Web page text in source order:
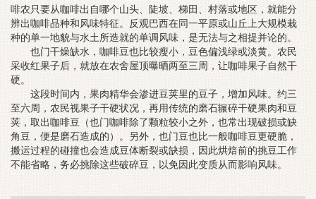
啡农只要从咖啡出自哪个山头、陡坡、梯田、村落或地区，就能分
辨出咖啡品种和风味特征。反观巴西在同一平原或山丘上大规模栽
种的单一地貌与水土所造就的单调风味，是无法与之相提并论的。
也门干燥缺水，咖啡豆也比较瘦小，豆色偏浅绿或淡黄。农民
采收红果子后，就放在农舍屋顶曝晒两至三周，让咖啡果子自然干
硬。
这段时间内，果肉精华会渗进豆荚里的豆子，增加风味。约三
至六周，农民视果子干硬状况，再用传统的磨石辗碎干硬果肉和豆
荚，取出咖啡豆（也门咖啡除了颗粒较小之外，也常出现破损或缺
角豆，便是磨石造成的）。另外，也门豆也比一般咖啡豆更硬脆，
搬运过程的碰撞也会造成豆体断裂或缺损，因此烘焙前的挑豆工作
不能省略，务必挑除这些破碎豆，以免因此变质从而影响风味。